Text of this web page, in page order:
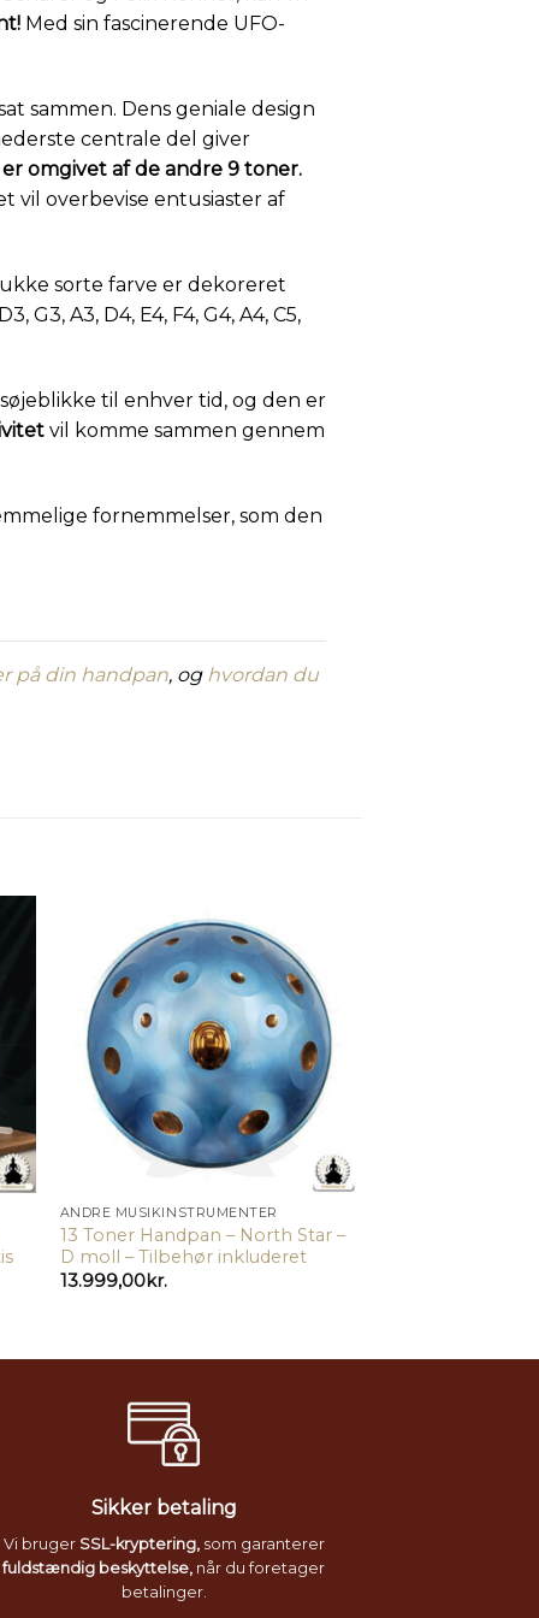
Med sin fascinerende UFO-
sammen. Dens geniale design
centrale del giver
omgivet af de andre 9 toner.
vil overbevise entusiaster af
sorte farve er dekoreret
A3, D4, E4, F4, G4, A4, C5,
til enhver tid, og den er
vil komme sammen gennem
fornemmelser, som den
på din handpan, og hvordan du
ANDRE MUSIKINSTRUMENTER
13 Toner Handpan – North Star –
D moll – Tilbehør inkluderet
13.999,00kr.
Sikker betaling
Vi bruger SSL-kryptering,som garanterer
fuldstændig beskyttelse, når du foretager
betalinger.